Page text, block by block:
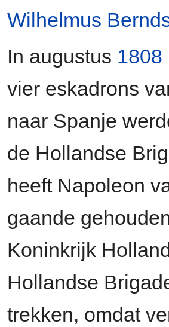
Wilhelmus
In augustus 1808
vier eskadrons
naar Spanje
de Hollandse
heeft Napoleon
gaande
Koninkrijk
Hollandse
trekken, omdat